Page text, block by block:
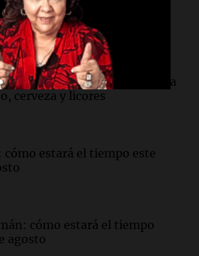
barrio marginal a centro
inteligencia artificial
diferencias sorprendentes en la
cerveza y licores
cómo estará el tiempo este
cómo estará el tiempo
agosto